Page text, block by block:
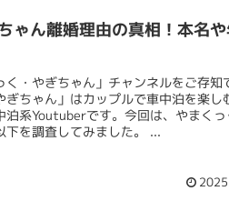
ゃん離婚理由の真相！本名
く・やぎちゃん」チャンネルをご存知
ぎちゃん」はカップルで車中泊を楽し
泊系Youtuberです。今回は、やまくっ
下を調査してみました。 ...